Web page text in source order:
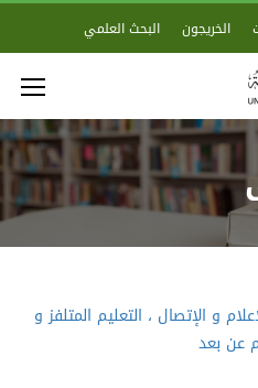
الخريجون البحث العلمي
و الإتصال ، التعليم المتلفز و
عن بعد